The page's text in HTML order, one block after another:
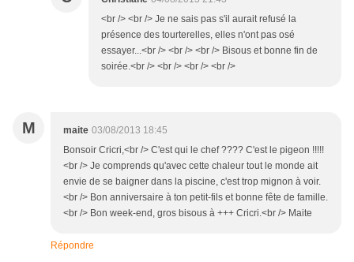
<br /> <br /> Je ne sais pas s'il aurait refusé la
présence des tourterelles, elles n'ont pas osé
essayer...<br /> <br /> <br /> Bisous et bonne fin de
soirée.<br /> <br /> <br /> <br />
M maite 03/08/2013 18:45
Bonsoir Cricri,<br /> C'est qui le chef ???? C'est le pigeon !!!!!
<br /> Je comprends qu'avec cette chaleur tout le monde ait
envie de se baigner dans la piscine, c'est trop mignon à voir.
<br /> Bon anniversaire à ton petit-fils et bonne fête de famille.
<br /> Bon week-end, gros bisous à +++ Cricri.<br /> Maite
Répondre